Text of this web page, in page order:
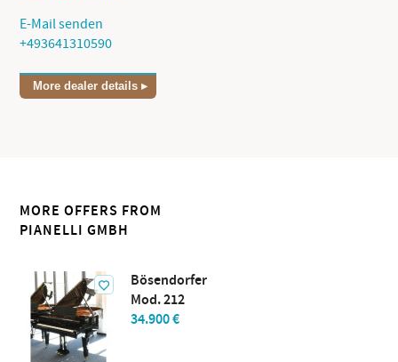
E-Mail senden
+493641310590
More dealer details
MORE OFFERS FROM
PIANELLI GMBH
Bösendorfer
Mod. 212
34.900 €